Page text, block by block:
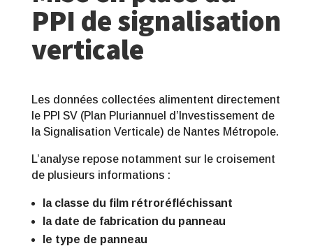
PPI de signalisation
verticale
Les données collectées alimentent directement
le PPI SV (Plan Pluriannuel d’Investissement de
la Signalisation Verticale) de Nantes Métropole.
L’analyse repose notamment sur le croisement
de plusieurs informations :
la classe du film rétroréfléchissant
la date de fabrication du panneau
le type de panneau